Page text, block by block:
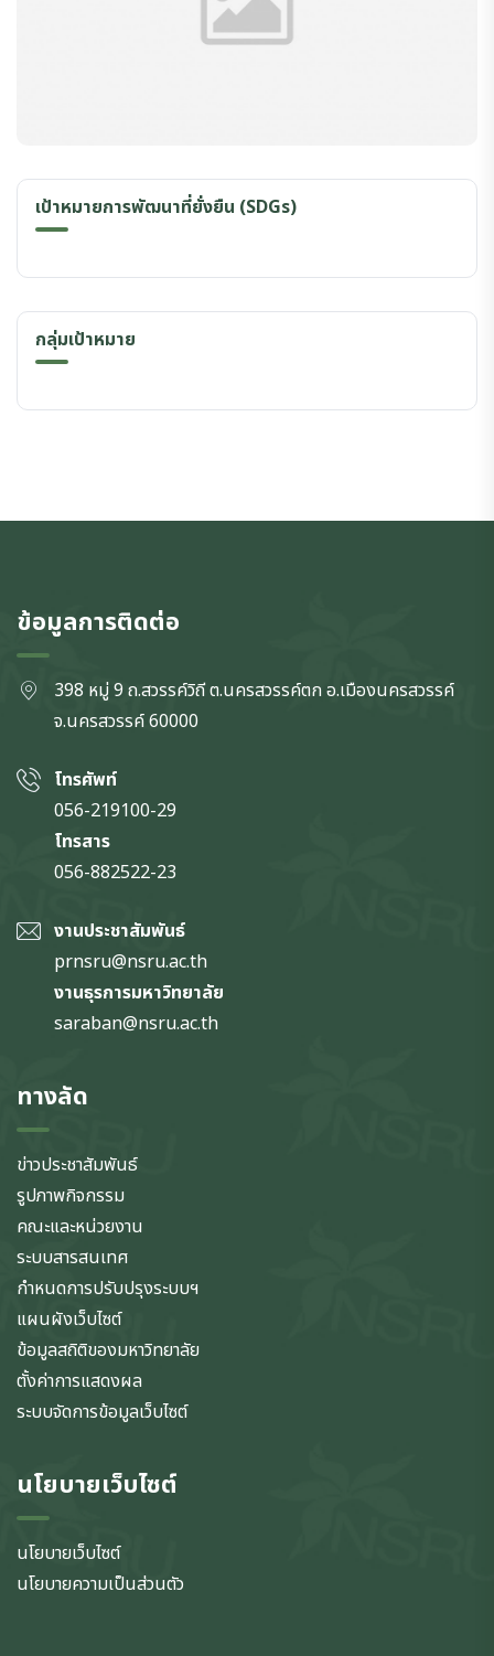
เป้าหมายการพัฒนาที่ยั่งยืน (SDGs)
กลุ่มเป้าหมาย
ข้อมูลการติดต่อ
398 หมู่ 9 ถ.สวรรค์วิถี ต.นครสวรรค์ตก อ.เมืองนครสวรรค์
จ.นครสวรรค์60000
โทรศัพท์
056-219100-29
โทรสาร
056-882522-23
งานประชาสัมพันธ์
prnsru@nsru.ac.th
งานธุรการมหาวิทยาลัย
saraban@nsru.ac.th
ทางลัด
ข่าวประชาสัมพันธ์
รูปภาพกิจกรรม
คณะและหน่วยงาน
ระบบสารสนเทศ
กำหนดการปรับปรุงระบบฯ
แผนผังเว็บไซต์
ข้อมูลสถิติของมหาวิทยาลัย
ตั้งค่าการแสดงผล
ระบบจัดการข้อมูลเว็บไซต์
นโยบายเว็บไซต์
นโยบายเว็บไซต์
นโยบายความเป็นส่วนตัว